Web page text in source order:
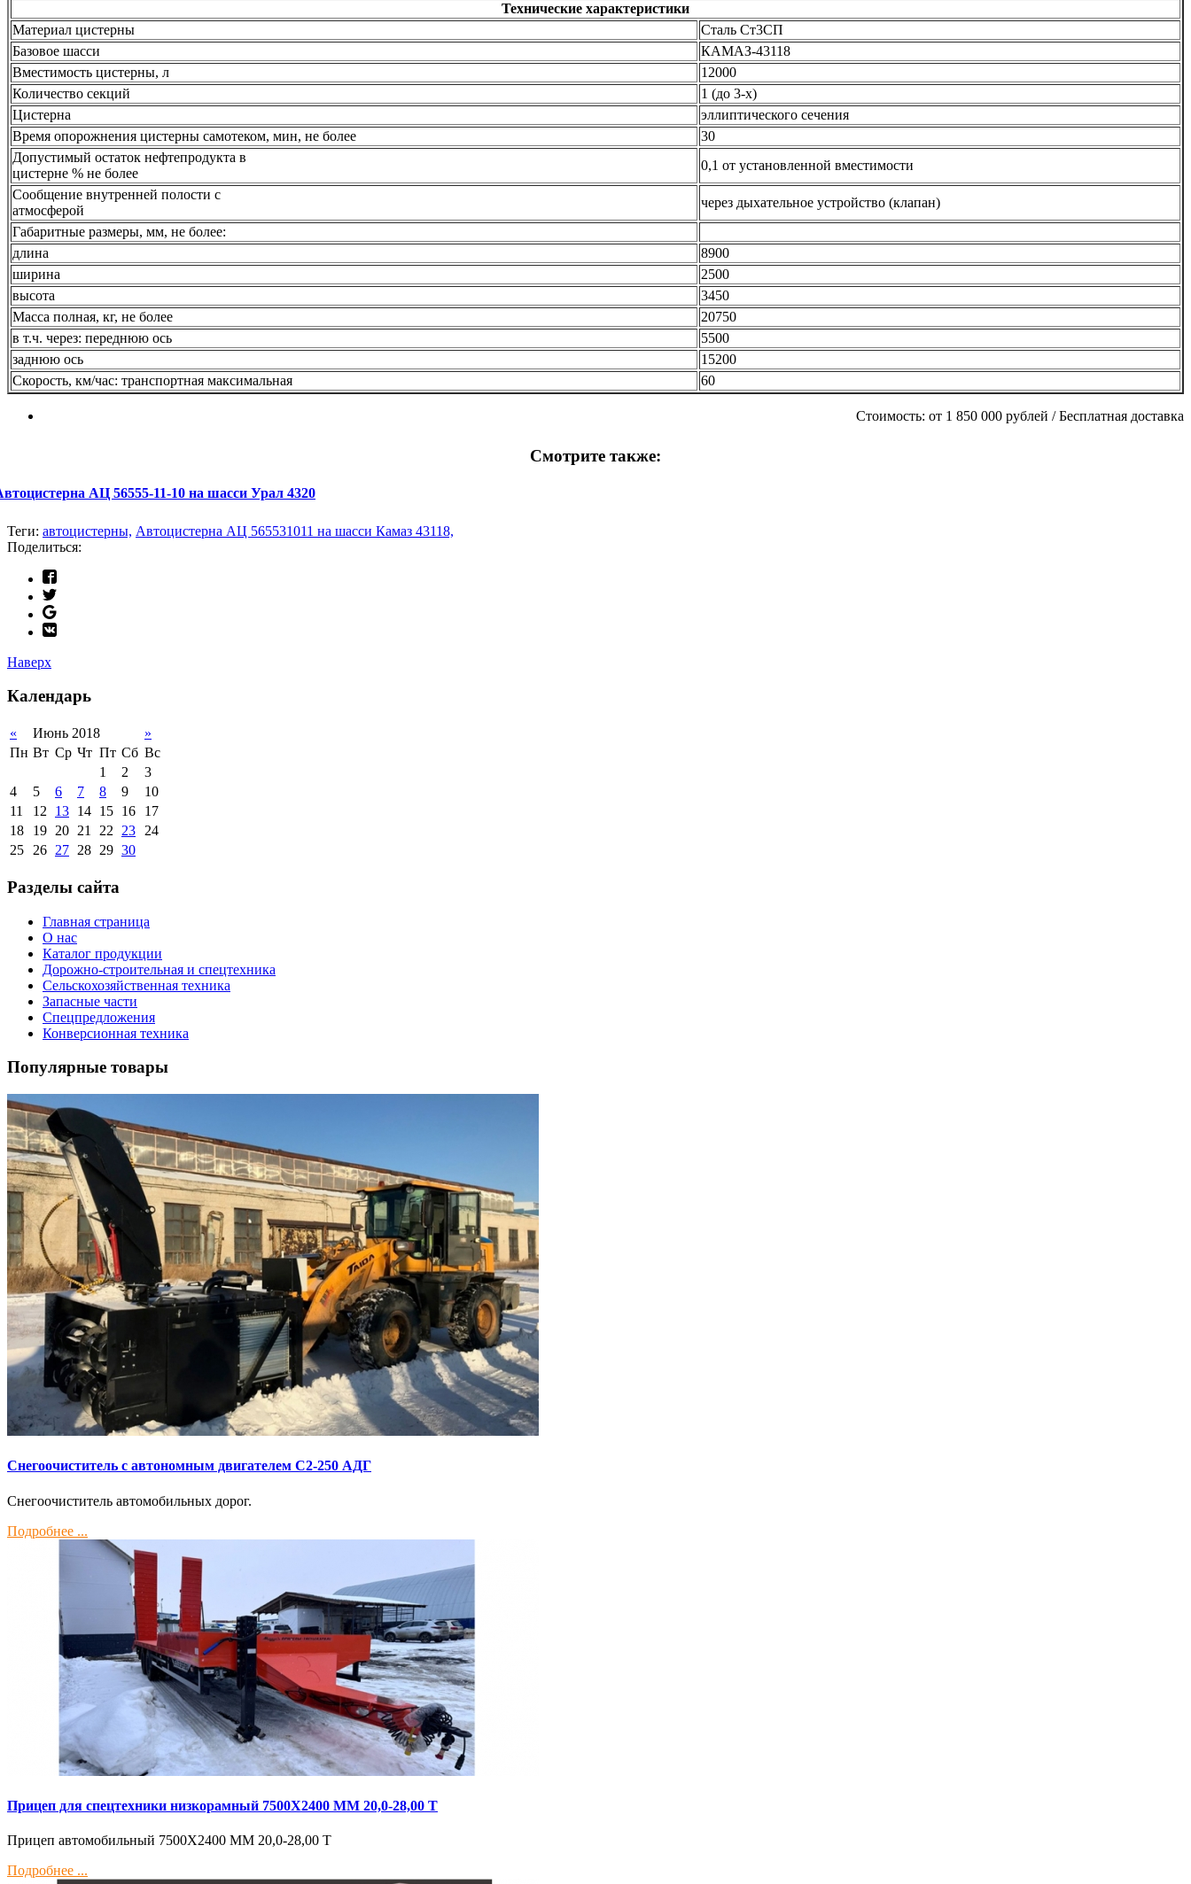
Технические характеристики
Материал цистерны
Сталь Ст3СП
Базовое шасси
КАМАЗ-43118
Вместимость цистерны, л
12000
Количество секций
1 (до 3-х)
Цистерна
эллиптического сечения
Время опорожнения цистерны самотеком, мин, не более
30
Допустимый остаток нефтепродукта в
цистерне % не более
0,1 от установленной вместимости
Сообщение внутренней полости с
атмосферой
через дыхательное устройство (клапан)
Габаритные размеры, мм, не более:
длина
8900
ширина
2500
высота
3450
Масса полная, кг, не более
20750
в т.ч. через: переднюю ось
5500
заднюю ось
15200
Скорость, км/час: транспортная максимальная
60
Стоимость: от 1 850 000 рублей / Бесплатная доставка
Смотрите также:
АЦ 56555-11-10 на шасси Урал 4320
Теги: автоцистерны, Автоцистерна АЦ 565531011 на шасси Камаз 43118,
Поделиться:
Наверх
Календарь
« Июнь 2018
»
Пн Вт Ср Чт Пт Сб Вс
1
2
3
4
5 6 7 8 9
10
11
12 13 14 15 16
17
18
19 20 21 22 23
24
25
26 27 28 29 30
Разделы сайта
Главная страница
О нас
Каталог продукции
Дорожно-строительная и спецтехника
Сельскохозяйственная техника
Запасные части
Спецпредложения
Конверсионная техника
Популярные товары
Снегоочиститель с автономным двигателем С2-250 АДГ
Снегоочиститель автомобильных дорог.
Подробнее ...
Прицеп для спецтехники низкорамный 7500Х2400 ММ 20,0-28,00 Т
Прицеп автомобильный 7500Х2400 ММ 20,0-28,00 Т
Подробнее ...